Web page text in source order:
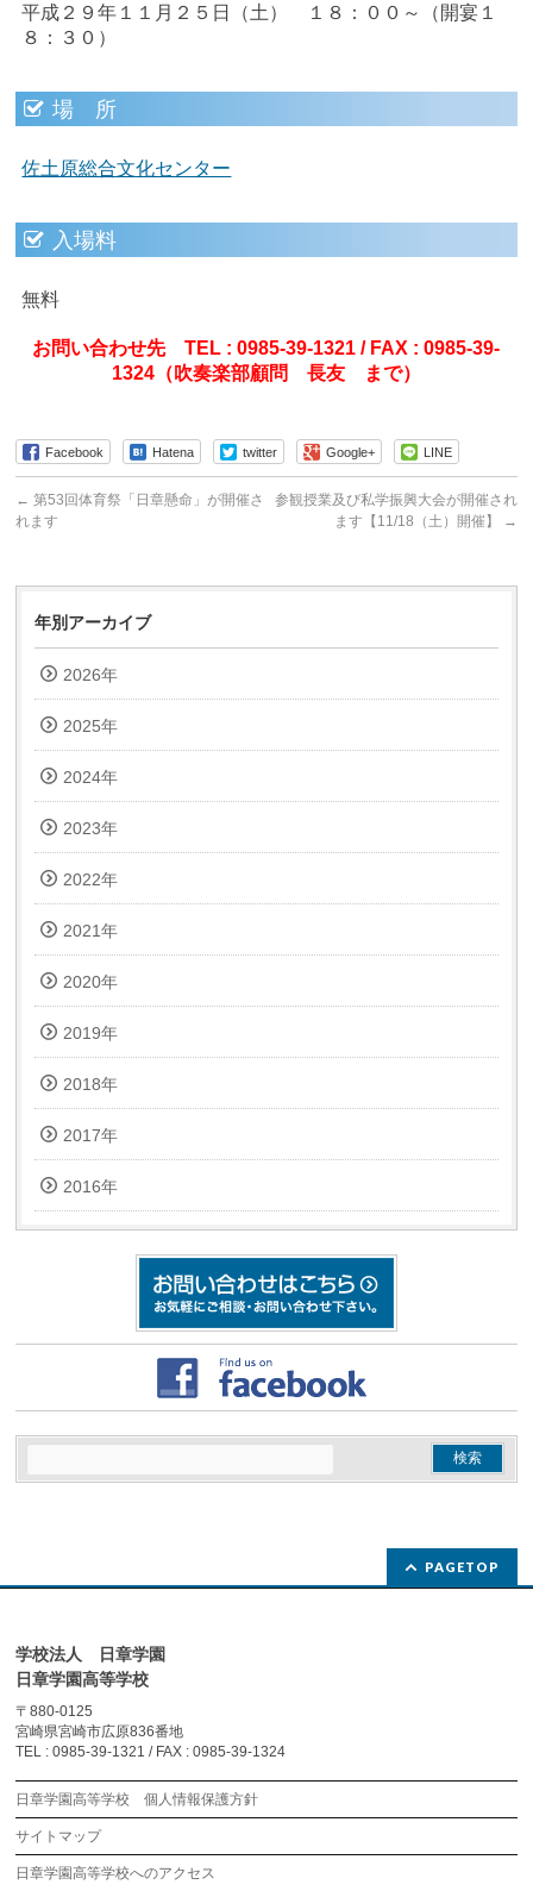
平成２９年１１月２５日（土） １８：００～（開宴１
８：３０）
場 所
佐土原総合文化センター
入場料
無料
お問い合わせ先 TEL : 0985-39-1321 / FAX : 0985-39-
1324（吹奏楽部顧問 長友 まで）
Facebook Hatena twitter Google+ LINE
← 第53回体育祭「日章懸命」が開催さ
れます
参観授業及び私学振興大会が開催され
ます【11/18（土）開催】
→
年別アーカイブ
2026年
2025年
2024年
2023年
2022年
2021年
2020年
2019年
2018年
2017年
2016年
PAGETOP
学校法人 日章学園
日章学園高等学校
〒880-0125
宮崎県宮崎市広原836番地
TEL : 0985-39-1321 / FAX : 0985-39-1324
日章学園高等学校 個人情報保護方針
サイトマップ
日章学園高等学校へのアクセス